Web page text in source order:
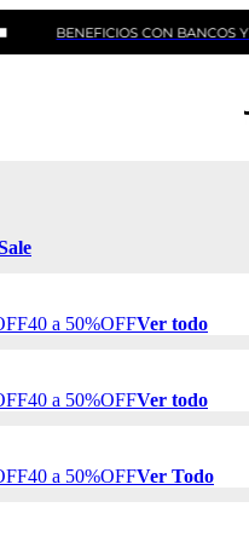
CON BANCOS Y TARJETAS
40 a 50%OFFVer todo
40 a 50%OFFVer todo
40 a 50%OFFVer Todo